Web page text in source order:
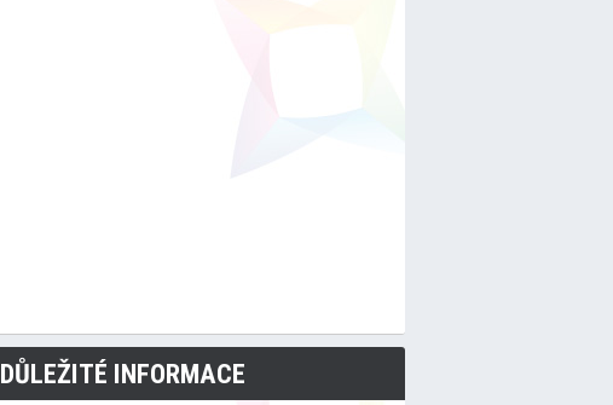
DŮLEŽITÉ INFORMACE